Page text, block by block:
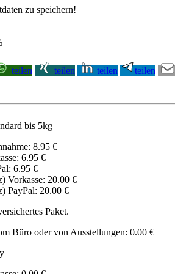
zu speichern!
teilen teilen teilen teilen
bis 5kg
8.95 €
6.95 €
6.95 €
Vorkasse: 20.00 €
PayPal: 20.00 €
Paket.
Büro oder von Ausstellungen: 0.00 €